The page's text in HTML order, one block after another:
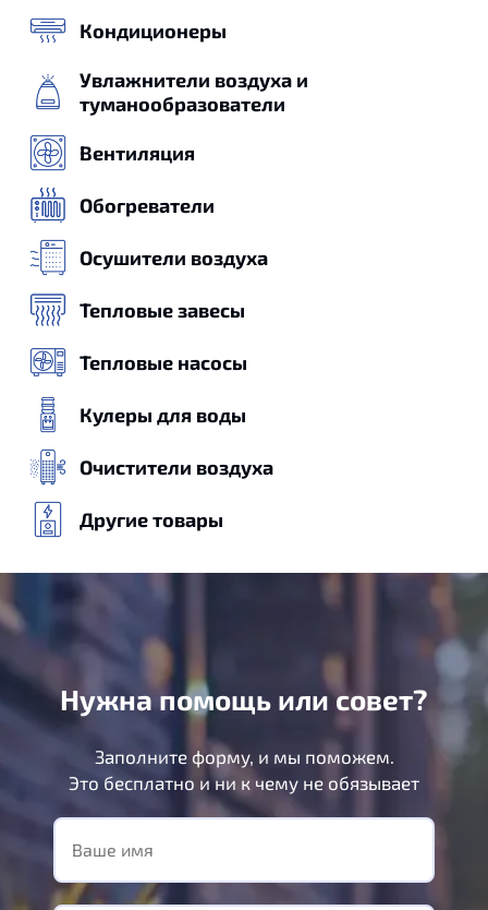
Кондиционеры
Увлажнители воздуха и
туманообразователи
Вентиляция
Обогреватели
Осушители воздуха
Тепловые завесы
Тепловые насосы
Кулеры для воды
Очистители воздуха
Другие товары
Нужна помощь или совет?
Заполните форму, и мы поможем.
Это бесплатно и ни к чему не обязывает